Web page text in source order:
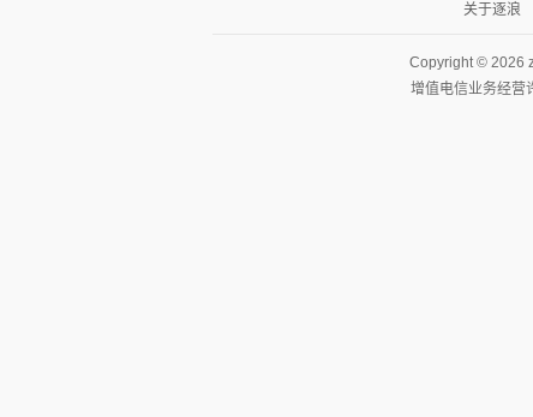
关于逐浪
Copyright © 2026
增值电信业务经营